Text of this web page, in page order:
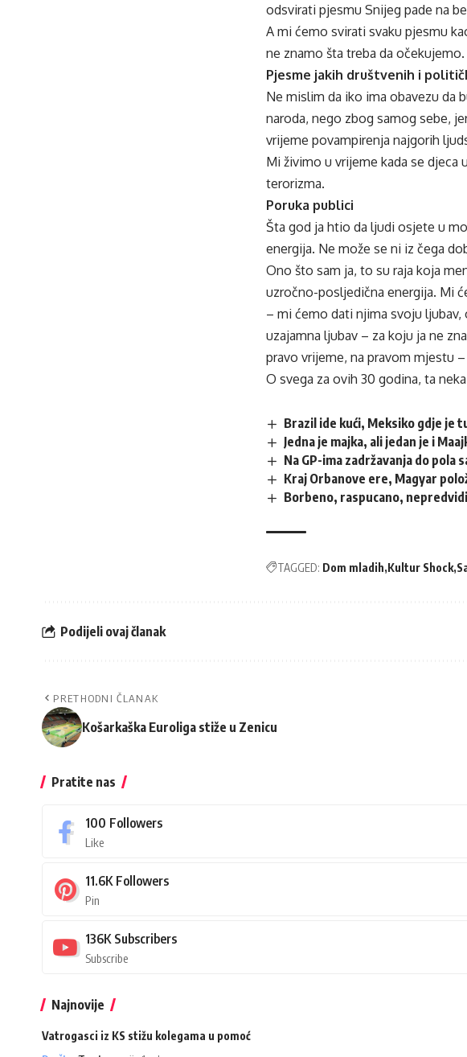
odsvirati pjesmu Snijeg pade na
A mi ćemo svirati svaku pjesmu
ne znamo šta treba da očekujemo.
Pjesme jakih društvenih i
Ne mislim da iko ima obavezu da
naroda, nego zbog samog sebe,
vrijeme povampirenja najgorih
Mi živimo u vrijeme kada se
terorizma.
Poruka publici
Šta god ja htio da ljudi osjete u
energija. Ne može se ni iz čega
Ono što sam ja, to su raja koja
uzročno-posljedična energija. Mi
– mi ćemo dati njima svoju ljubav,
uzajamna ljubav – za koju ja ne
pravo vrijeme, na pravom mjestu
O svega za ovih 30 godina, ta
Brazil ide kući, Meksiko gdje je
Jedna je majka, ali jedan je i
Na GP-ima zadržavanja do pola
Kraj Orbanove ere, Magyar
Borbeno, raspucano,
TAGGED: Dom mladih Kultur Shock
Podijeli ovaj članak
PRETHODNI ČLANAK
Košarkaška Euroliga stiže u Zenicu
Pratite nas
100 Followers
Like
11.6K Followers
Pin
136K Subscribers
Subscribe
Najnovije
Vatrogasci iz KS stižu kolegama u pomoć